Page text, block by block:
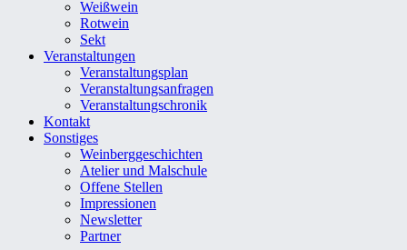
Weißwein
Rotwein
Sekt
Veranstaltungen
Veranstaltungsplan
Veranstaltungsanfragen
Veranstaltungschronik
Kontakt
Sonstiges
Weinberggeschichten
Atelier und Malschule
Offene Stellen
Impressionen
Newsletter
Partner